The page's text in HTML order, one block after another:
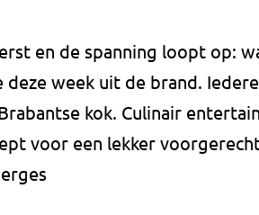
en de spanning loopt op:
deze week uit de brand.
kok. Culinair
voor een lekker